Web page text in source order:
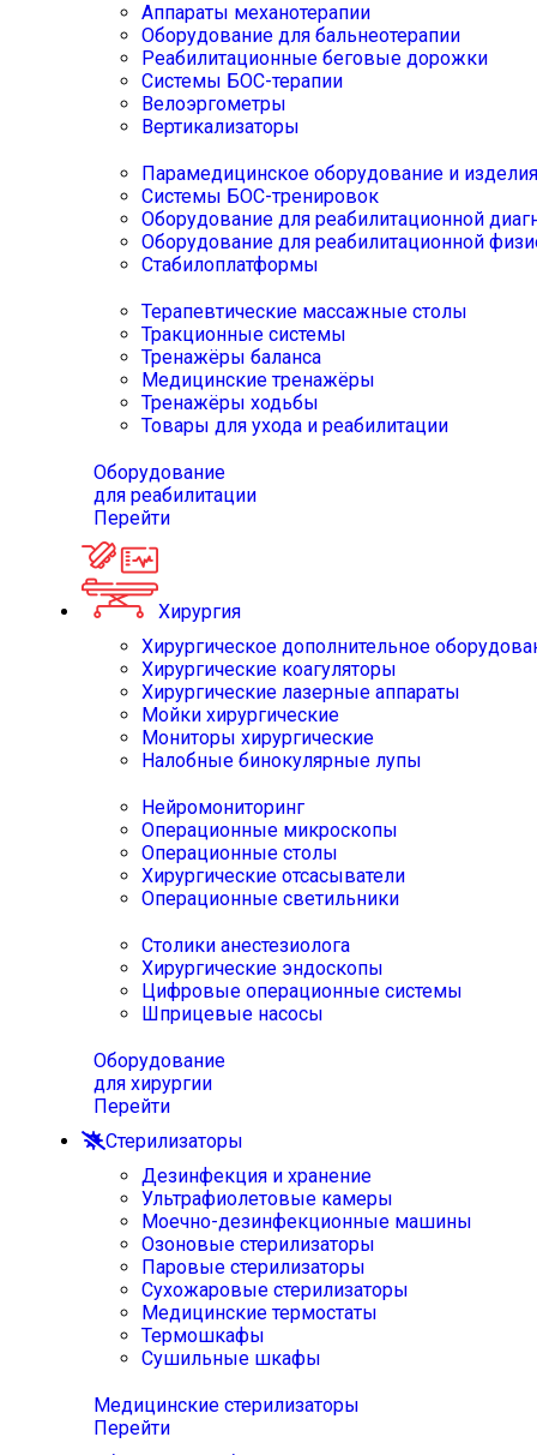
Аппараты механотерапии
Оборудование для бальнеотерапии
Реабилитационные беговые дорожки
Системы БОС-терапии
Велоэргометры
Вертикализаторы
Парамедицинское оборудование и изделия
Системы БОС-тренировок
Оборудование для реабилитационной
Оборудование для реабилитационной
Стабилоплатформы
Терапевтические массажные столы
Тракционные системы
Тренажёры баланса
Медицинские тренажёры
Тренажёры ходьбы
Товары для ухода и реабилитации
Оборудование
для реабилитации
Перейти
Хирургия
Хирургическое дополнительное
Хирургические коагуляторы
Хирургические лазерные аппараты
Мойки хирургические
Мониторы хирургические
Налобные бинокулярные лупы
Нейромониторинг
Операционные микроскопы
Операционные столы
Хирургические отсасыватели
Операционные светильники
Столики анестезиолога
Хирургические эндоскопы
Цифровые операционные системы
Шприцевые насосы
Оборудование
для хирургии
Перейти
Стерилизаторы
Дезинфекция и хранение
Ультрафиолетовые камеры
Моечно-дезинфекционные машины
Озоновые стерилизаторы
Паровые стерилизаторы
Сухожаровые стерилизаторы
Медицинские термостаты
Термошкафы
Сушильные шкафы
Медицинские стерилизаторы
Перейти